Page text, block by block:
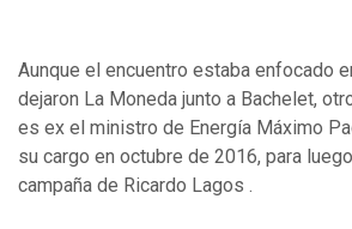
Aunque el encuentro estaba enfocado
dejaron La Moneda junto a Bachelet,
es ex el ministro de Energía Máximo
su cargo en octubre de 2016, para
campaña de Ricardo Lagos .